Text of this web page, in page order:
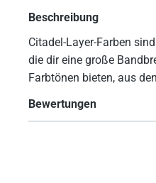
Beschreibung
Citadel-Layer-Farben
die dir eine große
Farbtönen bieten, aus
Bewertungen